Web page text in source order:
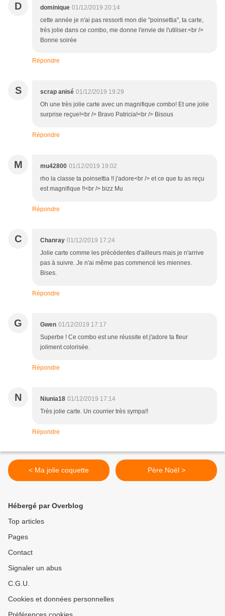
D dominique 01/12/2019 20:14
cette année je n'ai pas ressorti mon die "poinsettia", ta carte,
très jolie dans ce combo, me donne l'envie de l'utiliser.<br />
Bonne soirée
Répondre
S scrap anisé 01/12/2019 19:29
Oh une très jolie carte avec un magnifique combo! Et une jolie
surprise reçue!<br /> Bravo Patricia!<br /> Bisous
Répondre
M mu42800 01/12/2019 19:02
rho la classe ta poinsettia !! j'adore<br /> et ce que tu as reçu
est magnifique !!<br /> bizz Mu
Répondre
C Chanray 01/12/2019 17:24
Jolie carte comme les précédentes d'ailleurs mais je n'arrive
pas à suivre. Je n'ai même pas commencé les miennes.
Bises.
Répondre
G Gwen 01/12/2019 17:17
Superbe ! Ce combo est une réussite et j'adore ta fleur
joliment colorisée.
Répondre
N Niunia18 01/12/2019 17:14
Très jolie carte. Un courrier très sympa!!
Répondre
< Ma jolie coquette Père Noël >
Hébergé par Overblog
Top articles
Pages
Contact
Signaler un abus
C.G.U.
Cookies et données personnelles